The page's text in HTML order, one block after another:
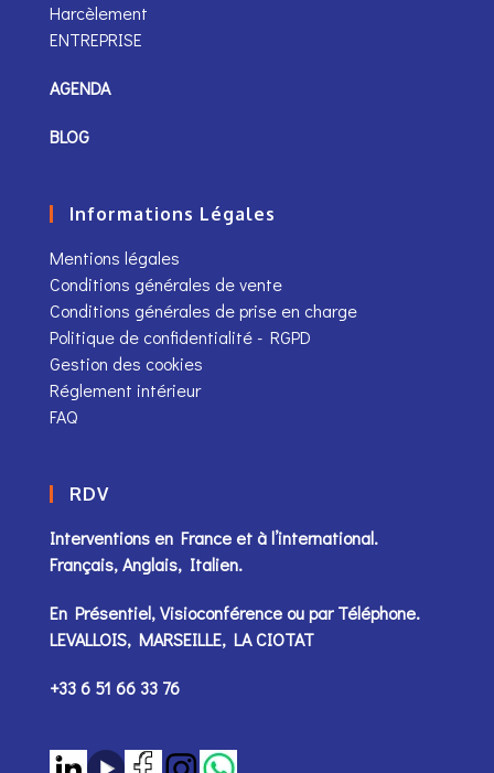
Harcèlement
ENTREPRISE
AGENDA
BLOG
Informations Légales
Mentions légales
Conditions générales de vente
Conditions générales de prise en charge
Politique de confidentialité - RGPD
Gestion des cookies
Réglement intérieur
FAQ
RDV
Interventions en France et à l’international.
Français, Anglais, Italien.
En Présentiel, Visioconférence ou parTéléphone.
LEVALLOIS, MARSEILLE, LA CIOTAT
+33 6 51 66 33 76